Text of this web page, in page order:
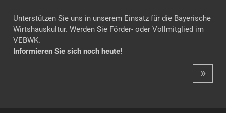
Unterstützen Sie uns in unserem Einsatz für die Bayerische
Wirtshauskultur. Werden Sie Förder- oder Vollmitglied im
VEBWK.
Informieren Sie sich noch heute!
»